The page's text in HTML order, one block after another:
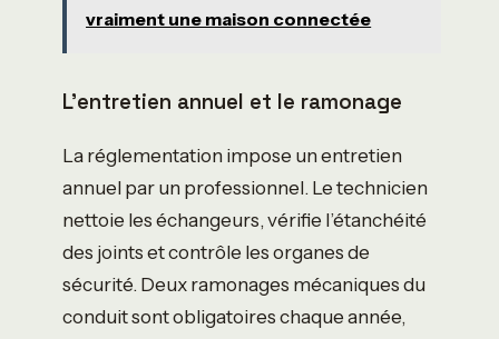
vraiment une maison connectée
L’entretien annuel et le ramonage
La réglementation impose un entretien
annuel par un professionnel. Le technicien
nettoie les échangeurs, vérifie l’étanchéité
des joints et contrôle les organes de
sécurité. Deux ramonages mécaniques du
conduit sont obligatoires chaque année,